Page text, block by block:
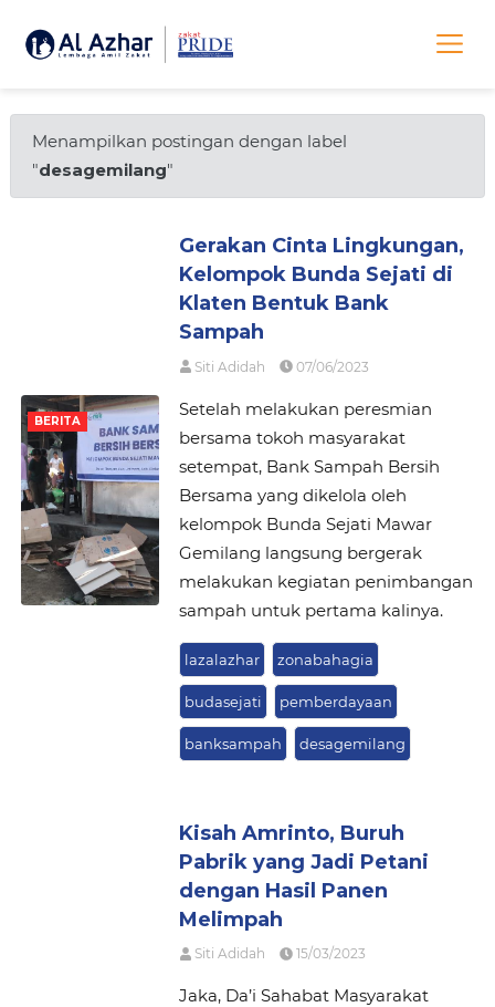
Menampilkan postingan dengan label
"desagemilang"
BERITA
Gerakan Cinta Lingkungan,
Kelompok Bunda Sejati di
Klaten Bentuk Bank
Sampah
Siti Adidah 07/06/2023
Setelah melakukan peresmian
bersama tokoh masyarakat
setempat, Bank Sampah Bersih
Bersama yang dikelola oleh
kelompok Bunda Sejati Mawar
Gemilang langsung bergerak
melakukan kegiatan penimbangan
sampah untuk pertama kalinya.
lazalazhar zonabahagia
budasejati pemberdayaan
banksampah desagemilang
Kisah Amrinto, Buruh
Pabrik yang Jadi Petani
dengan Hasil Panen
Melimpah
Siti Adidah 15/03/2023
Jaka, Da’i Sahabat Masyarakat